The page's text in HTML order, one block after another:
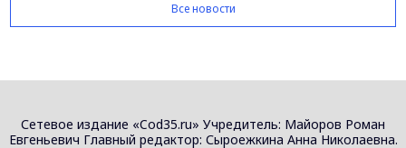
Все новости
Сетевое издание «Cod35.ru» Учредитель: Майоров Роман
Евгеньевич Главный редактор: Сыроежкина Анна Николаевна.